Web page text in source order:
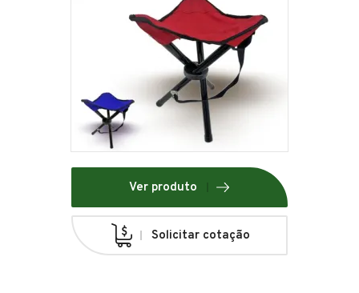
Ver produto
Solicitar cotação